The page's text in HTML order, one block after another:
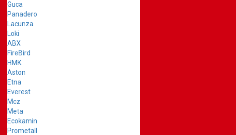
Guca
Panadero
Lacunza
Loki
ABX
FireBird
НМК
Aston
Etna
Everest
Mcz
Meta
Ecokamin
Prometall